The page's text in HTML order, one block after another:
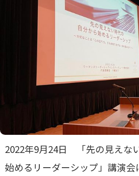
2022年9月24日 「先の見えな
始めるリーダーシップ」講演